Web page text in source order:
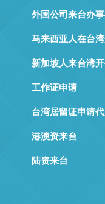
外国公司来台办
马来西亚人在台
新加坡人来台湾
工作证申请
台湾居留证申请
港澳资来台
陆资来台